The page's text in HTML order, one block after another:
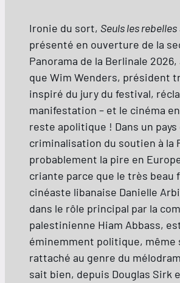
Ironie du sort, Seuls les rebelles
présenté en ouverture de la
Panorama de la Berlinale
que Wim Wenders, président
inspiré du jury du festival,
manifestation – et le cinéma
reste apolitique ! Dans un pays
criminalisation du soutien à la
probablement la pire en
criante parce que le très beau
cinéaste libanaise Danielle
dans le rôle principal par la
palestinienne Hiam Abbass,
éminemment politique, même
rattaché au genre du
sait bien, depuis Douglas Sirk